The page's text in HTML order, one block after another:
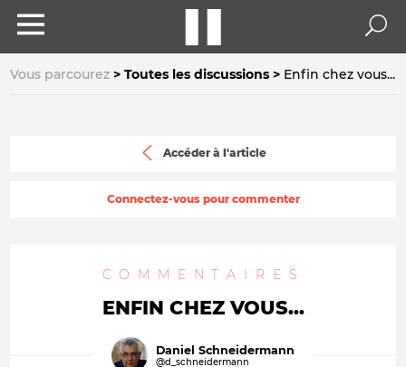
Vous parcourez Toutes les discussions Enfin chez vous...
Accéder à l'article
Connectez-vous pour commenter
COMMENTAIRES
ENFIN CHEZ VOUS...
Daniel Schneidermann
@d_schneidermann